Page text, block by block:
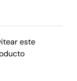
este